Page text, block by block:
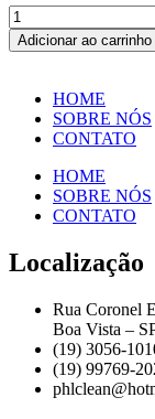
SACO
DE
LIXO
LTS
REFORÇADO
PCT
Adicionar ao carrinho
HOME
SOBRE NÓS
CONTATO
HOME
SOBRE NÓS
CONTATO
Localização
Rua Coronel
Boa Vista –
(19) 3056-
(19) 99769-